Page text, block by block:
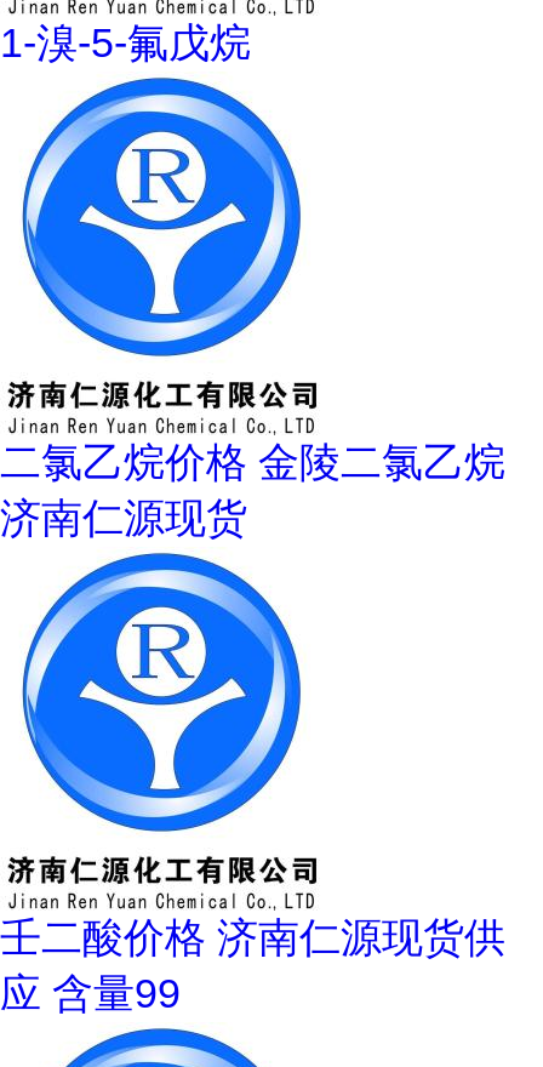
1-溴-5-氟戊烷
二氯乙烷价格 金陵二氯乙烷
济南仁源现货
壬二酸价格 济南仁源现货供
应 含量99